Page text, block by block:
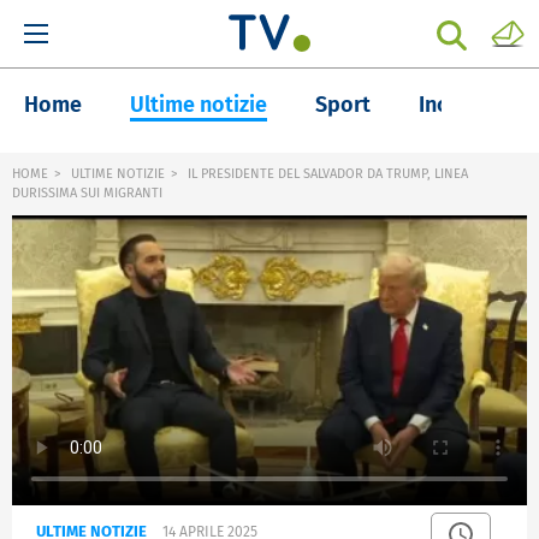
Home Ultime notizie Sport Inchieste
HOME ULTIME NOTIZIE
IL PRESIDENTE DEL SALVADOR DA TRUMP, LINEA
DURISSIMA SUI MIGRANTI
ULTIME NOTIZIE 14 APRILE 2025